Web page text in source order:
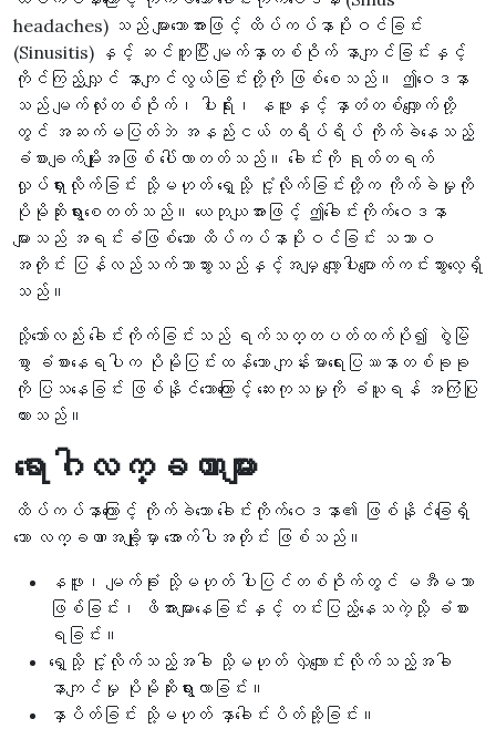
headaches) သည် များသောအားဖြင့် ထိပ်ကပ်နာပိုးဝင်ခြင်း
(Sinusitis) နှင့် ဆင်တူပြီး မျက်နှာတစ်ဝိုက် နာကျင်ခြင်းနှင့်
ကိုင်ကြည့်လျှင် နာကျင်လွယ်ခြင်းတို့ကို ဖြစ်စေသည်။ ဤဝေဒနာ
သည် မျက်လုံးတစ်ဝိုက်၊ ပါးရိုး၊ နဖူးနှင့် နှာတံတစ်လျှောက်တို့
တွင် အဆက်မပြတ်ဘဲ အနည်းငယ် တရိပ်ရိပ် ကိုက်ခဲနေသည့်
ခံစားချက်မျိုးအဖြစ် ပေါ်လာတတ်သည်။ ခေါင်းကို ရုတ်တရက်
လှုပ်ရှားလိုက်ခြင်း သို့မဟုတ် ရှေ့သို့ ငုံ့လိုက်ခြင်းတို့က ကိုက်ခဲမှုကို
ပိုမိုဆိုးရွားစေတတ်သည်။ ယေဘုယျအားဖြင့် ဤခေါင်းကိုက်ဝေဒနာ
များသည် အရင်းခံဖြစ်သော ထိပ်ကပ်နာပိုးဝင်ခြင်း သဘာဝ
အတိုင်း ပြန်လည်သက်သာသွားသည်နှင့်အမျှ လျော့ပါးပျောက်ကင်းသွားလေ့ရှိ
သည်။
သို့သော်လည်း ခေါင်းကိုက်ခြင်းသည် ရက်သတ္တပတ်ထက်ပို၍ စွဲမြဲ
စွာ ခံစားနေရပါက ပိုမိုပြင်းထန်သော ကျန်းမာရေးပြဿနာတစ်ခုခု
ကို ပြသနေခြင်း ဖြစ်နိုင်သောကြောင့် ဆေးကုသမှုကို ခံယူရန် အကြံပြု
ထားသည်။
ရောဂါလက္ခဏာများ
ထိပ်ကပ်နာကြောင့် ကိုက်ခဲသော ခေါင်းကိုက်ဝေဒနာ၏ ဖြစ်နိုင်ခြေရှိ
သော လက္ခဏာအချို့မှာ အောက်ပါအတိုင်း ဖြစ်သည်။
နဖူး၊ မျက်ခုံး သို့မဟုတ် ပါးပြင်တစ်ဝိုက်တွင် မအီမသာ
ဖြစ်ခြင်း၊ ဖိအားများနေခြင်းနှင့် တင်းပြည့်နေသကဲ့သို့ ခံစား
ရခြင်း။
ရှေ့သို့ ငုံ့လိုက်သည့်အခါ သို့မဟုတ် လှဲလျောင်းလိုက်သည့်အခါ
နာကျင်မှု ပိုမိုဆိုးရွားလာခြင်း။
နှာပိတ်ခြင်း သို့မဟုတ် နှာခေါင်းပိတ်ဆို့ခြင်း။